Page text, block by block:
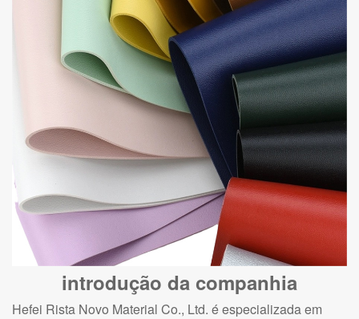
introdução da companhia
Hefei Rista Novo Material Co., Ltd. é especializada em